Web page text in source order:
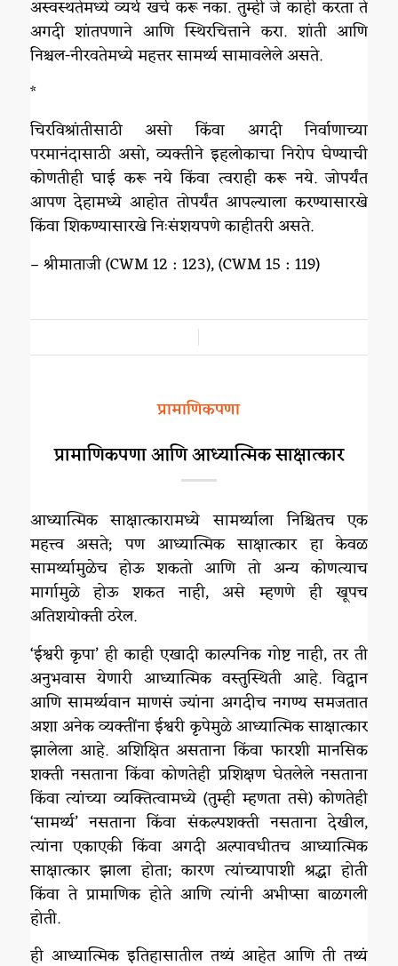
अस्वस्थतेमध्ये व्यर्थ खर्च करू नका. तुम्ही जे काही करता ते
अगदी शांतपणाने आणि स्थिरचित्ताने करा. शांती आणि
निश्चल-नीरवतेमध्ये महत्तर सामर्थ्य सामावलेले असते.
*
चिरविश्रांतीसाठी असो किंवा अगदी निर्वाणाच्या
परमानंदासाठी असो, व्यक्तीने इहलोकाचा निरोप घेण्याची
कोणतीही घाई करू नये किंवा त्वराही करू नये. जोपर्यंत
आपण देहामध्ये आहोत तोपर्यंत आपल्याला करण्यासारखे
किंवा शिकण्यासारखे निःसंशयपणे काहीतरी असते.
– श्रीमाताजी (CWM 12 : 123), (CWM 15 : 119)
प्रामाणिकपणा
प्रामाणिकपणा आणि आध्यात्मिक साक्षात्कार
आध्यात्मिक साक्षात्कारामध्ये सामर्थ्याला निश्चितच एक
महत्त्व असते; पण आध्यात्मिक साक्षात्कार हा केवळ
सामर्थ्यामुळेच होऊ शकतो आणि तो अन्य कोणत्याच
मार्गामुळे होऊ शकत नाही, असे म्हणणे ही खूपच
अतिशयोक्ती ठरेल.
‘ईश्वरी कृपा’ ही काही एखादी काल्पनिक गोष्ट नाही, तर ती
अनुभवास येणारी आध्यात्मिक वस्तुस्थिती आहे. विद्वान
आणि सामर्थ्यवान माणसं ज्यांना अगदीच नगण्य समजतात
अशा अनेक व्यक्तींना ईश्वरी कृपे‌मुळे आध्यात्मिक साक्षात्कार
झालेला आहे. अशिक्षित असताना किंवा फारशी मानसिक
शक्ती नसताना किंवा कोणतेही प्रशिक्षण घेतलेले नसताना
किंवा त्यांच्या व्यक्तित्वामध्ये (तुम्ही म्हणता तसे) कोणतेही
‘सामर्थ्य’ नसताना किंवा संकल्पशक्ती नसताना देखील,
त्यांना एकाएकी किंवा अगदी अल्पावधीतच आध्यात्मिक
साक्षात्कार झाला होता; कारण त्यांच्यापाशी श्रद्धा होती
किंवा ते प्रामाणिक होते आणि त्यांनी अभीप्सा बाळगली
होती.
ही आध्यात्मिक इतिहासातील तथ्यं आहेत आणि ती तथ्यं